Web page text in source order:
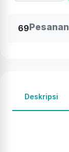
69Pesanan
Deskripsi